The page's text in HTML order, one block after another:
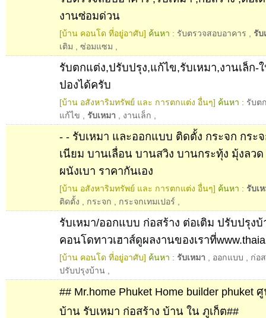
งานซ่อมด่วน
[บ้าน คอนโด ที่อยู่อาศับ] ค้นหา : รับตรวจสอบอาคาร
รับ
เติม
ซ่อมแซม
รับตกแต่ง,ปรับปรุง,แก้ไข,รับเหมา,งานเล็ก-
ปองได้ครับ
[บ้าน อสังหาริมทรัพย์ และ การตกแต่ง อื่นๆ] ค้นหา : รับต
แก้ไข
รับเหมา งานเล็ก
- - รับเหมา และออกแบบ ติดตั้ง กระจก กระ
เนียม บานเลื่อน บานสวิง บานกระทุ้ง มุ้งลว
ผนังเบา ราคากันเอง
[บ้าน อสังหาริมทรัพย์ และ การตกแต่ง อื่นๆ] ค้นหา : รับเ
ติดตั้ง
กระจก กระจกเทมเปอร์
รับเหมา/ออกแบบ ก่อสร้าง ต่อเติม ปรับปรุง
คอนโดทาวเฮาส์ดูผลงานของเราที่
[บ้าน คอนโด ที่อยู่อาศับ] ค้นหา : รับเหมา ออกแบบ
ก่อ
ปรับปรุงบ้าน
## Mr.home Phuket Home builder phuket
บ้าน รับเหมา ก่อสร้าง บ้าน ใน ภูเก็ต##